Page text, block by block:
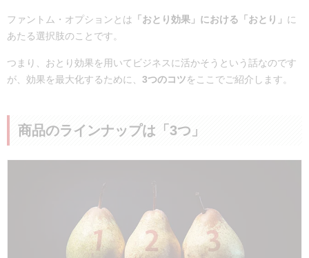
ファントム・オプションとは 「おとり効果」における「おとり」 に
あたる選択肢のことです。
つまり、おとり効果を用いてビジネスに活かそうという話なのです
が、効果を最大化するために、 3つのコツをここでご紹介します。
商品のラインナップは「3つ」